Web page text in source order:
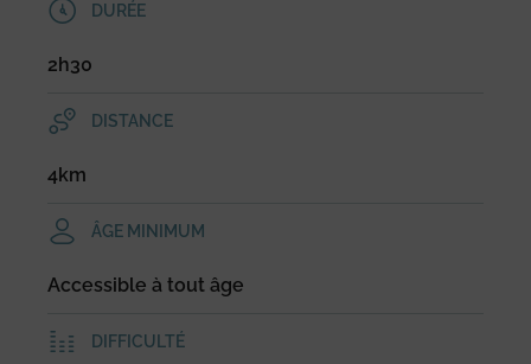
DURÉE
2h30
DISTANCE
4km
ÂGE MINIMUM
Accessible à tout âge
DIFFICULTÉ